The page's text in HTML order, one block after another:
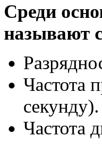
Среди
называют
Частота
секунду).
Частота